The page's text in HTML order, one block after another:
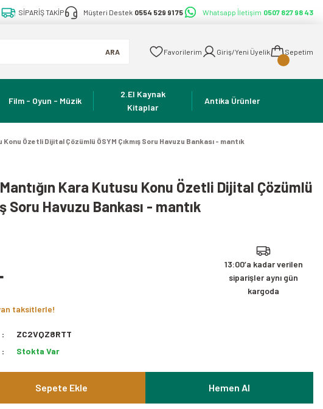
SİPARİŞ TAKİP Müşteri Destek 0554 529 91 75 Whatsapp İletişim 0507 827 98 43
ARA Favorilerim Giriş/Yeni Üyelik Sepetim
Film - Oyun - Müzik
2.El Kaynak
Kitaplar
Antika Ürünler
Özetli Dijital Çözümlü ÖSYM Çıkmış Soru Havuzu Bankası - mantık
Kara Kutusu Konu Özetli Dijital Çözümlü
Soru Havuzu Bankası - mantık
13:00’a kadar verilen
siparişler aynı gün
kargoda
taksitlerle!
ZC2VQZ8RTT
Stokta Var
Sepete Ekle Hemen Al